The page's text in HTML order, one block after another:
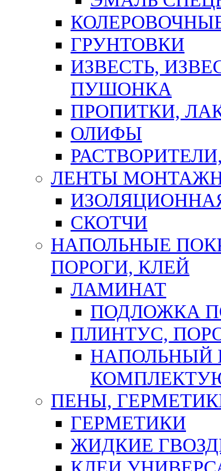
ГРУНТОВКИ
ИЗВЕСТЬ,
ПУШОНКА
ПРОПИТКИ,
ОЛИФЫ
ЛЕНТЫ
СКОТЧИ
НАПОЛЬНЫЕ
ПОРОГИ, КЛЕЙ
ЛАМИНАТ
ПОДЛОЖКА
ПЛИНТУС,
НАПОЛЬНЫЙ
ПЕНЫ,
ГЕРМЕТИКИ
ЖИДКИЕ